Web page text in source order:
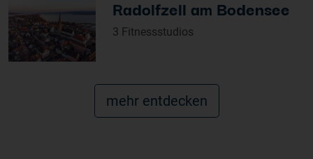
Radolfzell am Bodensee
3 Fitnessstudios
mehr entdecken